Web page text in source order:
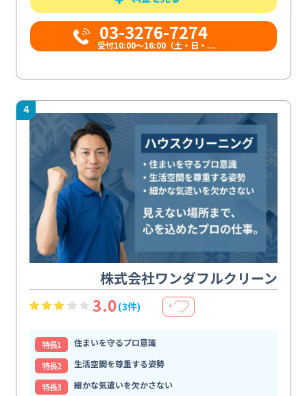
03-3276-7274
受付10:00〜16:00（土・日・...
4
株式会社ワンダフルクリーン
3.0(3件) ＋
特⻑1
住まいを守るプロ意識
特⻑2
生活空間を尊重する姿勢
特⻑3
細かな気遣いを欠かさない